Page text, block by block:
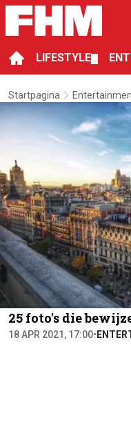
LIFESTYLE
Startpagina
25 foto's die
18 APR 2021, 17:00•